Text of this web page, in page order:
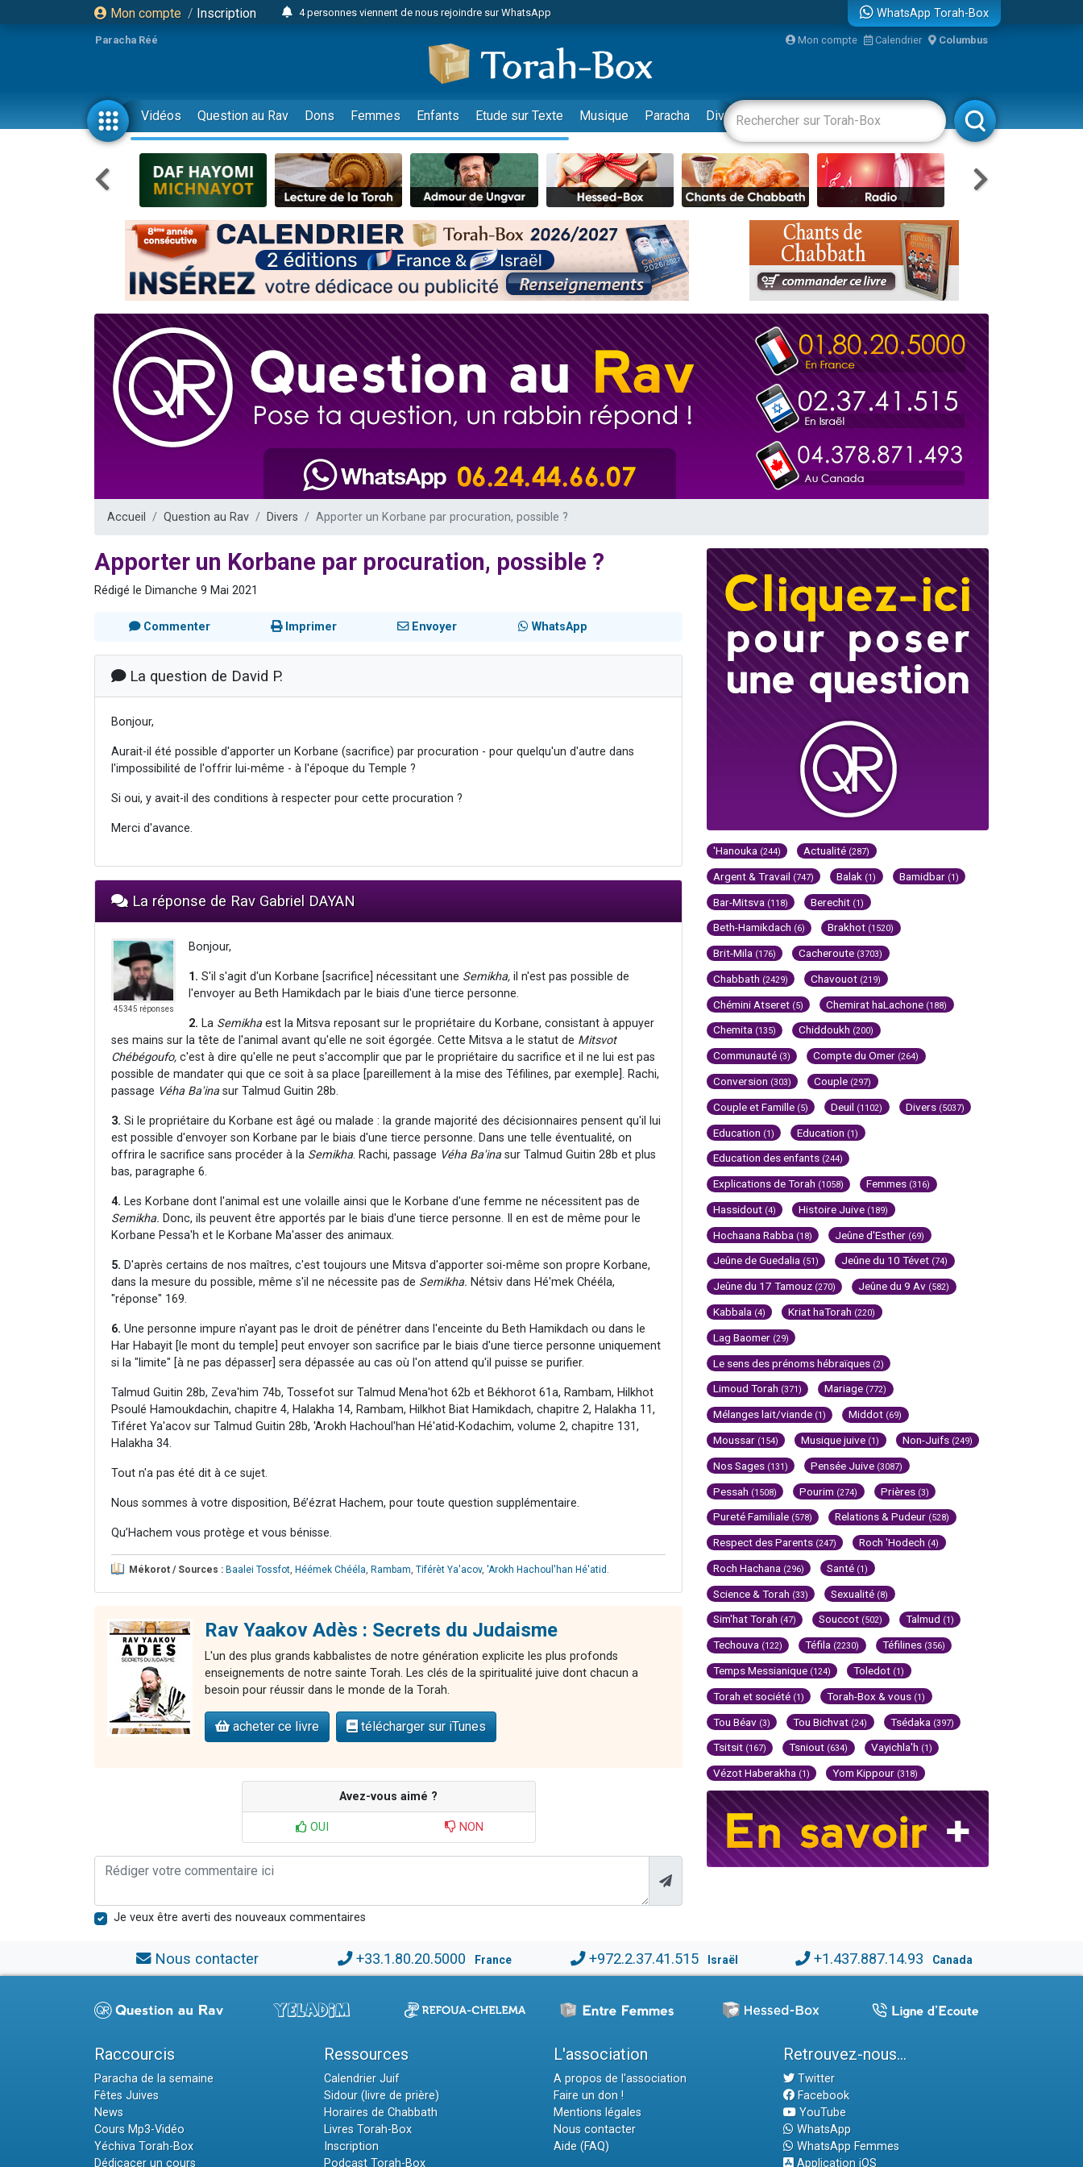
Mon compte / Inscription
4 personnes viennent de nous rejoindre sur WhatsApp
Odaya vient de donner son Maasser
3 personnes viennent de faire un don pour 5 jours de vacances aux Orphelins
3 personnes viennent de faire un don pour Diane, 80 ans, dans un appartement insalubre
13 personnes viennent de demander une bénédiction
2 personnes viennent de nous rejoindre sur WhatsApp
30 personnes viennent de faire un don pour Sauvez la jambe de Yohan
Il reste 49 places pour étudier en groupe sur Zoom
12 nouvelles musiques dans Torah-Box Music
3 personnes viennent de nous rejoindre sur WhatsApp
2 personnes viennent de nous rejoindre sur WhatsApp
3 personnes viennent de nous rejoindre sur WhatsApp
2 nouvelles musiques dans Torah-Box Music
8 personnes viennent de faire un don pour Tsédaka : pauvres d'Israel
Nouvelle émission radio : Visions de grandeur n°104 : Le Chabbath et le Birkat Hamazone à travers le temps
Ariel vient de donner son Maasser
Il reste 49 places pour étudier en groupe sur Zoom
Eva vient de donner son Maasser
WhatsApp Torah-Box
Paracha Réé Mon compte Calendrier Columbus
Vidéos Question au Rav Dons Femmes Enfants Etude sur Texte Musique Paracha Divertissements Livres Rabbanim
Accueil Question au Rav Divers Apporter un Korbane par procuration, possible ?
Apporter un Korbane par procuration, possible ?
Rédigé le Dimanche 9 Mai 2021
Commenter Imprimer Envoyer WhatsApp
La question de David P.
Bonjour,
Aurait-il été possible d'apporter un Korbane (sacrifice) par procuration - pour quelqu'un d'autre dans
l'impossibilité de l'offrir lui-même - à l'époque du Temple ?
Si oui, y avait-il des conditions à respecter pour cette procuration ?
Merci d'avance.
La réponse de Rav Gabriel DAYAN
45345 réponses
Bonjour,
1. S'il s'agit d'un Korbane [sacrifice] nécessitant une Semikha, il n'est pas possible de
l'envoyer au Beth Hamikdach par le biais d'une tierce personne.
2. La Semikhaest la Mitsva reposant sur le propriétaire du Korbane, consistant à appuyer
ses mains sur la tête de l'animal avant qu'elle ne soit égorgée. Cette Mitsva a le statut de Mitsvot
Chébégoufo, c'est à dire qu'elle ne peut s'accomplir que par le propriétaire du sacrifice et il ne lui est pas
possible de mandater qui que ce soit à sa place [pareillement à la mise des Téfilines, par exemple]. Rachi,
passage Véha Ba'inasur Talmud Guitin 28b.
3. Si le propriétaire du Korbane est âgé ou malade : la grande majorité des décisionnaires pensent qu'il lui
est possible d'envoyer son Korbane par le biais d'une tierce personne. Dans une telle éventualité, on
offrira le sacrifice sans procéder à la Semikha. Rachi, passage Véha Ba'inasur Talmud Guitin 28b et plus
bas, paragraphe 6.
4. Les Korbane dont l'animal est une volaille ainsi que le Korbane d'une femme ne nécessitent pas de
Semikha. Donc, ils peuvent être apportés par le biais d'une tierce personne. Il en est de même pour le
Korbane Pessa'h et le Korbane Ma'asser des animaux.
5. D'après certains de nos maîtres, c'est toujours une Mitsva d'apporter soi-même son propre Korbane,
dans la mesure du possible, même s'il ne nécessite pas de Semikha. Nétsiv dans Hé'mek Chééla,
"réponse" 169.
6. Une personne impure n'ayant pas le droit de pénétrer dans l'enceinte du Beth Hamikdach ou dans le
Har Habayit [le mont du temple] peut envoyer son sacrifice par le biais d'une tierce personne uniquement
si la "limite" [à ne pas dépasser] sera dépassée au cas où l'on attend qu'il puisse se purifier.
Talmud Guitin 28b, Zeva'him 74b, Tossefot sur Talmud Mena'hot 62b et Békhorot 61a, Rambam, Hilkhot
Psoulé Hamoukdachin, chapitre 4, Halakha 14, Rambam, Hilkhot Biat Hamikdach, chapitre 2, Halakha 11,
Tiféret Ya'acov sur Talmud Guitin 28b, 'Arokh Hachoul'han Hé'atid-Kodachim, volume 2, chapitre 131,
Halakha 34.
Tout n'a pas été dit à ce sujet.
Nous sommes à votre disposition, Bé’ézrat Hachem, pour toute question supplémentaire.
Qu’Hachem vous protège et vous bénisse.
Mékorot / Sources : Baalei Tossfot Héémek Chééla Rambam Tiférèt Ya'acov, 'Arokh Hachoul'han Hé'atid
Rav Yaakov Adès : Secrets du Judaisme
L'un des plus grands kabbalistes de notre génération explicite les plus profonds
enseignements de notre sainte Torah. Les clés de la spiritualité juive dont chacun a
besoin pour réussir dans le monde de la Torah.
acheter ce livre télécharger sur iTunes
Avez-vous aimé ?
OUI NON
Je veux être averti des nouveaux commentaires
'Hanouka (244) Actualité (287)
Argent & Travail (747) Balak (1) Bamidbar (1)
Bar-Mitsva (118) Berechit (1)
Beth-Hamikdach (6) Brakhot (1520)
Brit-Mila (176) Cacheroute (3703)
Chabbath (2429) Chavouot (219)
Chémini Atseret (5) Chemirat haLachone (188)
Chemita (135) Chiddoukh (200)
Communauté (3) Compte du Omer (264)
Conversion (303) Couple (297)
Couple et Famille (5) Deuil (1102) Divers (5037)
Education (1) Education (1)
Education des enfants (244)
Explications de Torah (1058) Femmes (316)
Hassidout (4) Histoire Juive (189)
Hochaana Rabba (18) Jeûne d'Esther (69)
Jeûne de Guedalia (51) Jeûne du 10 Tévet (74)
Jeûne du 17 Tamouz (270) Jeûne du 9 Av (582)
Kabbala (4) Kriat haTorah (220)
Lag Baomer (29)
Le sens des prénoms hébraïques (2)
Limoud Torah (371) Mariage (772)
Mélanges lait/viande (1) Middot (69)
Moussar (154) Musique juive (1) Non-Juifs (249)
Nos Sages (131) Pensée Juive (3087)
Pessah (1508) Pourim (274) Prières (3)
Pureté Familiale (578) Relations & Pudeur (528)
Respect des Parents (247) Roch 'Hodech (4)
Roch Hachana (296) Santé (1)
Science & Torah (33) Sexualité (8)
Sim'hat Torah (47) Souccot (502) Talmud (1)
Techouva (122) Téfila (2230) Téfilines (356)
Temps Messianique (124) Toledot (1)
Torah et société (1) Torah-Box & vous (1)
Tou Béav (3) Tou Bichvat (24) Tsédaka (397)
Tsitsit (167) Tsniout (634) Vayichla'h (1)
Vézot Haberakha (1) Yom Kippour (318)
Nous contacter +33.1.80.20.5000 France +972.2.37.41.515 Israël +1.437.887.14.93 Canada
Raccourcis
Paracha de la semaine
Fêtes Juives
News
Cours Mp3-Vidéo
Yéchiva Torah-Box
Dédicacer un cours
Ressources
Calendrier Juif
Sidour (livre de prière)
Horaires de Chabbath
Livres Torah-Box
Inscription
Podcast Torah-Box
L'association
A propos de l'association
Faire un don !
Mentions légales
Nous contacter
Aide (FAQ)
Retrouvez-nous...
Twitter
Facebook
YouTube
WhatsApp
WhatsApp Femmes
Application iOS